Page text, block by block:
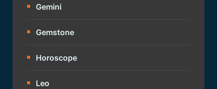
Gemini
Gemstone
Horoscope
Leo